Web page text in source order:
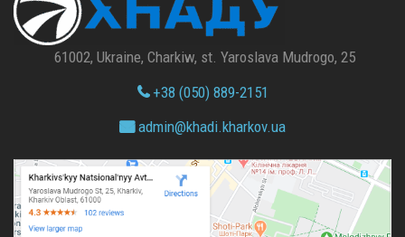
61002, Ukraine, Charkiw, st. Yaroslava Mudrogo, 25
+38 (050) 889-2151
admin@khadi.kharkov.ua